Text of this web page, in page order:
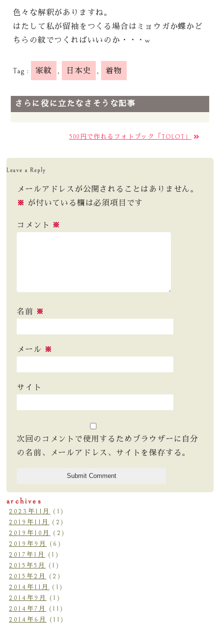
色々な解釈がありますね。
はたして私が留袖をつくる場合はミョウガか蝶かど
ちらの紋でつくればいいのか・・・w
Tag : 家紋 , 日本史 , 着物
さらに役に立たなさそうな記事
500円で作れるフォトブック「TOLOT」
Leave a Reply
メールアドレスが公開されることはありません。
※ が付いている欄は必須項目です
コメント ※
名前 ※
メール ※
サイト
次回のコメントで使用するためブラウザーに自分
の名前、メールアドレス、サイトを保存する。
archives
2023年11月
(1)
2019年11月
(2)
2019年10月
(2)
2019年9月
(6)
2017年1月
(1)
2015年5月
(1)
2015年2月
(2)
2014年11月
(1)
2014年9月
(1)
2014年7月
(11)
2014年6月
(11)